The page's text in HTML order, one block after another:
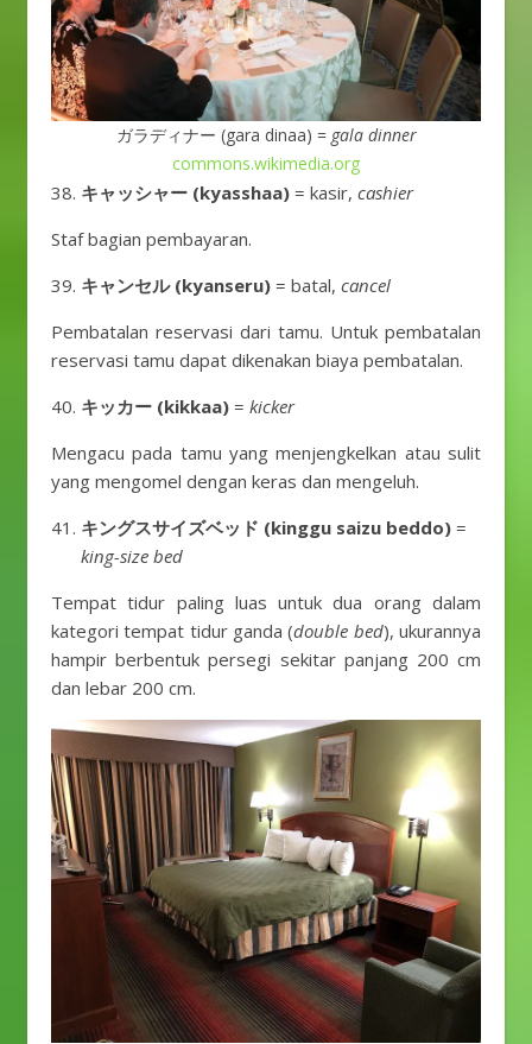
ガラディナー (gara dinaa) = gala dinner
commons.wikimedia.org
キャッシャー (kyasshaa) = kasir, cashier
Staf bagian pembayaran.
キャンセル (kyanseru) = batal, cancel
Pembatalan reservasi dari tamu. Untuk pembatalan
reservasi tamu dapat dikenakan biaya pembatalan.
キッカー (kikkaa) = kicker
Mengacu pada tamu yang menjengkelkan atau sulit
yang mengomel dengan keras dan mengeluh.
キングスサイズベッド (kinggu saizu beddo) =
king-size bed
Tempat tidur paling luas untuk dua orang dalam
kategori tempat tidur ganda (double bed), ukurannya
hampir berbentuk persegi sekitar panjang 200 cm
dan lebar 200 cm.